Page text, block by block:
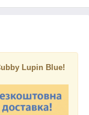
Lupin Blue!